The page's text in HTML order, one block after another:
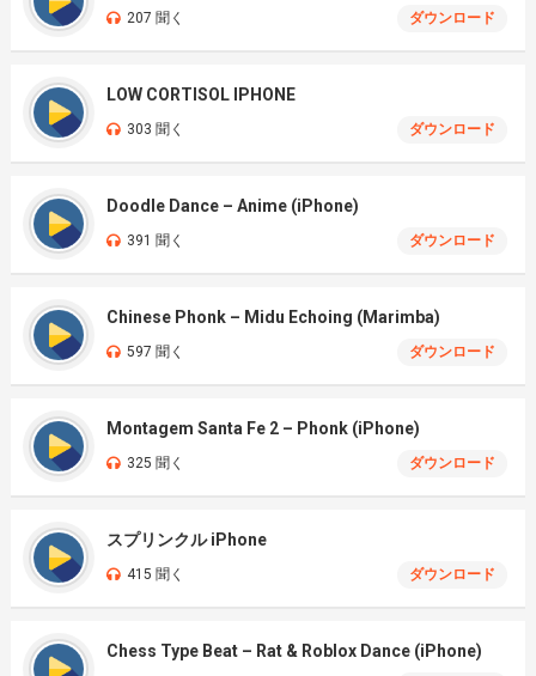
207 聞く ダウンロード
LOW CORTISOL IPHONE
303 聞く ダウンロード
Doodle Dance – Anime (iPhone)
391 聞く ダウンロード
Chinese Phonk – Midu Echoing (Marimba)
597 聞く ダウンロード
Montagem Santa Fe 2 – Phonk (iPhone)
325 聞く ダウンロード
スプリンクル iPhone
415 聞く ダウンロード
Chess Type Beat – Rat & Roblox Dance (iPhone)